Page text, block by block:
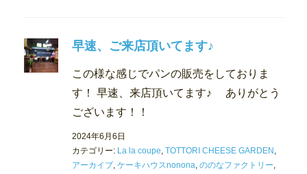
早速、ご来店頂いてます♪
この様な感じでパンの販売をしておりま
す！ 早速、来店頂いてます♪ ありがとう
ございます！！
2024年6月6日
カテゴリー: La la coupe, TOTTORI CHEESE GARDEN ,
アーカイブ, ケーキハウスnonona, ののなファクトリー,